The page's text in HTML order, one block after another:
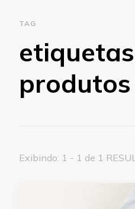
TAG
produtos
Exibindo: 1 - 1 de 1